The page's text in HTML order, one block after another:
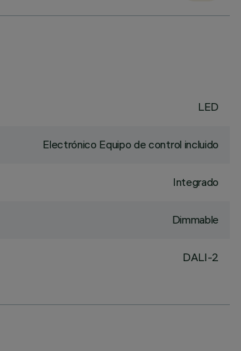
LED
Electrónico Equipo de control incluido
Integrado
Dimmable
DALI-2